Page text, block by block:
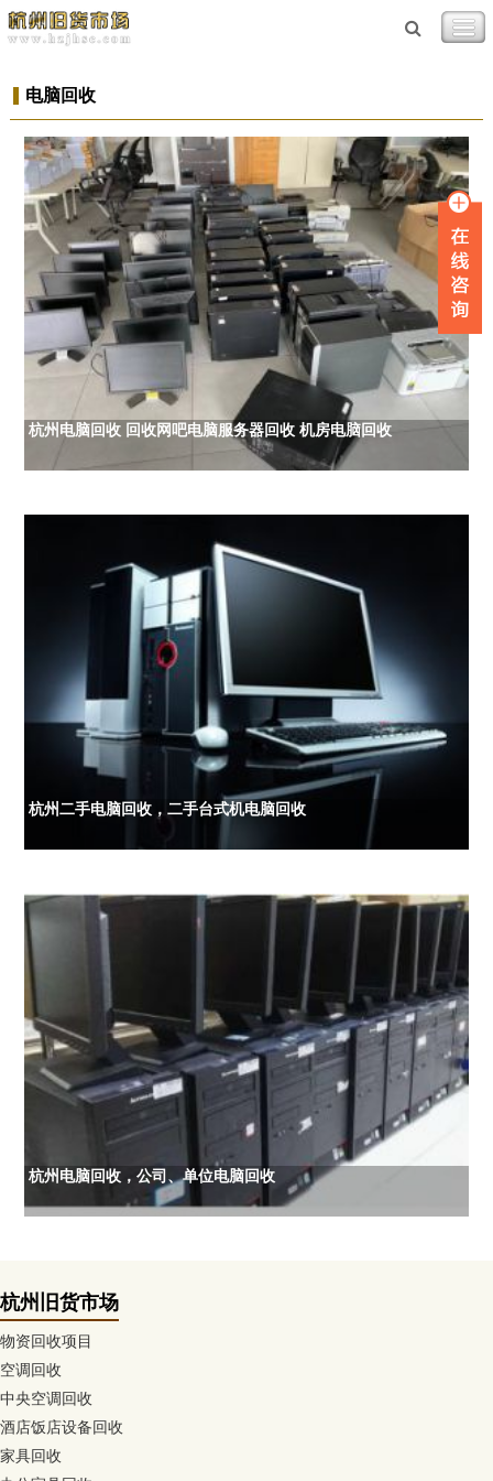
电脑回收
杭州电脑回收 回收网吧电脑服务器回收 机房电脑回收
杭州二手电脑回收，二手台式机电脑回收
杭州电脑回收，公司、单位电脑回收
杭州旧货市场
物资回收项目
空调回收
中央空调回收
酒店饭店设备回收
家具回收